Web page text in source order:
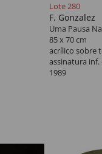
Lote 280
F. Gonzalez
Uma Pausa
85 x 70 cm
acrílico sobre
assinatura inf.
1989